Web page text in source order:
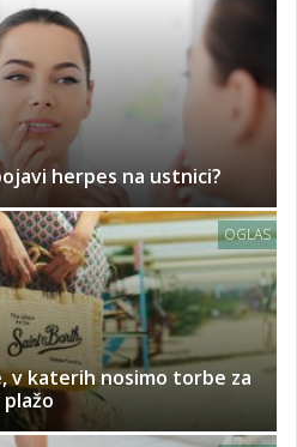
herpes na ustnici?
OGLAS
v katerih nosimo torbe za
plažo